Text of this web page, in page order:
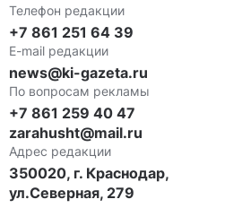
Телефон редакции
+7 861 251 64 39
E-mail редакции
news@ki-gazeta.ru
По вопросам рекламы
+7 861 259 40 47
zarahusht@mail.ru
Адрес редакции
350020, г. Краснодар,
ул.Северная, 279